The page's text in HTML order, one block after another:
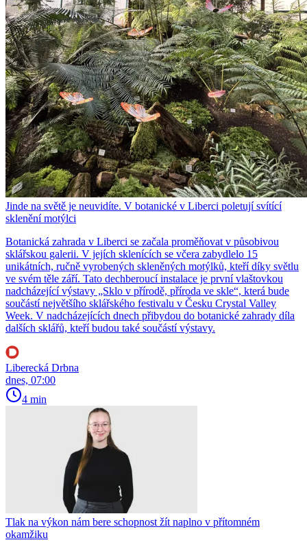
Jinde na světě je neuvidíte. V botanické v Liberci poletují svítící
sklenění motýlci
Botanická zahrada v Liberci se začala proměňovat v působivou
sklářskou galerii. V jejích sklenících se včera zabydlelo 15
unikátních, ručně vyrobených skleněných motýlků, kteří díky světlu
ve svém těle září. Tato dechberoucí instalace je první vlaštovkou
nadcházející výstavy „Sklo v přírodě, příroda ve skle“, která bude
součástí největšího sklářského festivalu v Česku Crystal Valley
Week. V nadcházejících dnech přibydou do botanické zahrady díla
dalších sklářů, kteří budou také součástí výstavy.
Liberecká Drbna
dnes, 07:00
4 min
Tlak na výkon nám bere schopnost žít naplno v přítomném
okamžiku